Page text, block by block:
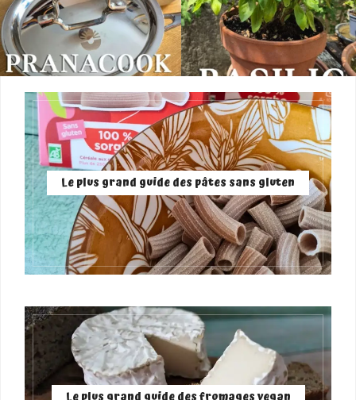
Le plus grand guide des pâtes sans gluten
Le plus grand guide des fromages vegan